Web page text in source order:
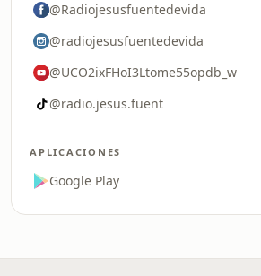
@Radiojesusfuentedevida
@radiojesusfuentedevida
@UCO2ixFHoI3Ltome55opdb_w
@radio.jesus.fuent
APLICACIONES
Google Play